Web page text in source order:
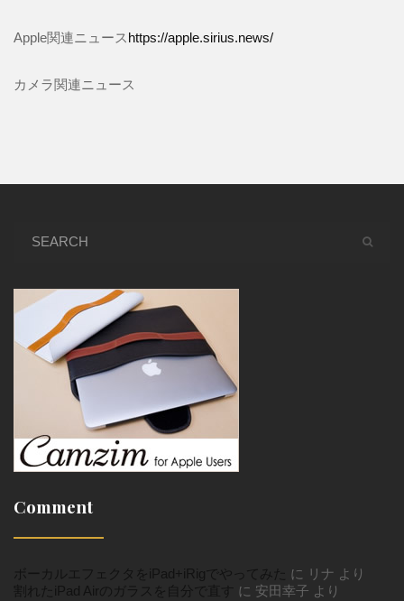
Apple関連ニュースhttps://apple.sirius.news/
カメラ関連ニュース
Comment
ボーカルエフェクタをiPad+iRigでやってみた に リナ より
割れたiPad Airのガラスを自分で直す
に 安田幸子 より